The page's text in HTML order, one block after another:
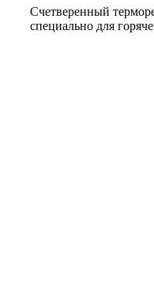
Счетверенный
специально для